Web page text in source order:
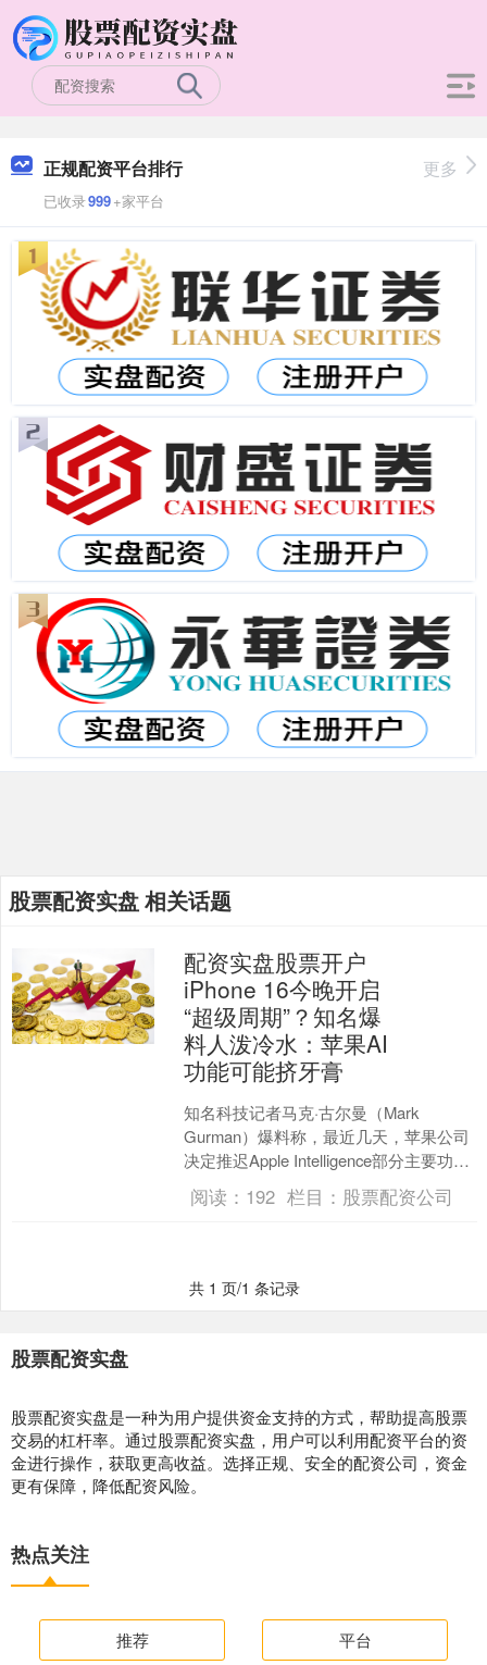
正规配资平台排行
已收录999+家平台
更多
股票配资实盘 相关话题
配资实盘股票开户
iPhone 16今晚开启
“超级周期”？知名爆
料人泼冷水：苹果AI
功能可能挤牙膏
知名科技记者马克·古尔曼（Mark
Gurman）爆料称，最近几天，苹果公司
决定推迟Apple Intelligence部分主要功能
的推出。古尔曼直言，市场期待....
阅读： 192 栏目： 股票配资公司
共 1 页/1 条记录
股票配资实盘
股票配资实盘是一种为用户提供资金支持的方式，帮助提高股票
交易的杠杆率。通过股票配资实盘，用户可以利用配资平台的资
金进行操作，获取更高收益。选择正规、安全的配资公司，资金
更有保障，降低配资风险。
热点关注
推荐 平台